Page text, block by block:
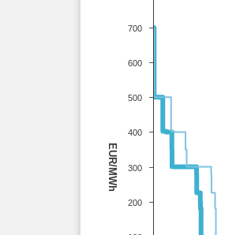
EUR/MWh
200
300
400
500
600
700